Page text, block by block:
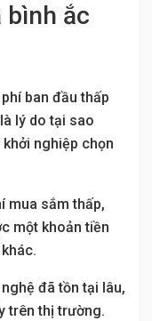
bình ắc
ban đầu thấp
lý do tại sao
nghiệp chọn
mua sắm thấp,
một khoản tiền
đã tồn tại lâu,
trên thị trường.